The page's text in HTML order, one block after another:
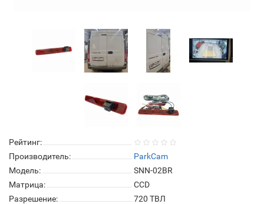
Рейтинг:
Производитель:
ParkCam
Модель:
SNN-02BR
Матрица:
СCD
Разрешение:
720 ТВЛ